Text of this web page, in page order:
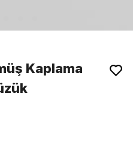
Kaplama